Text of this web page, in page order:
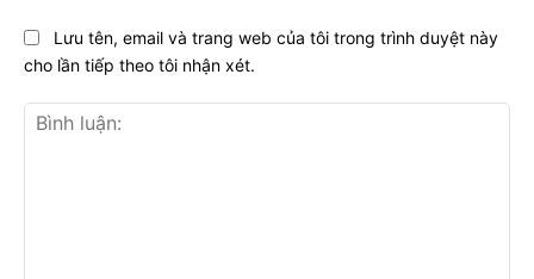
Lưu tên, email và trang web của tôi trong trình duyệt này
cho lần tiếp theo tôi nhận xét.